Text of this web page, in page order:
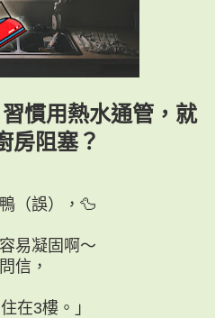
習慣用熱水通管，就
房阻塞？
（誤），🦆
易凝固啊～
信，
在3樓。」